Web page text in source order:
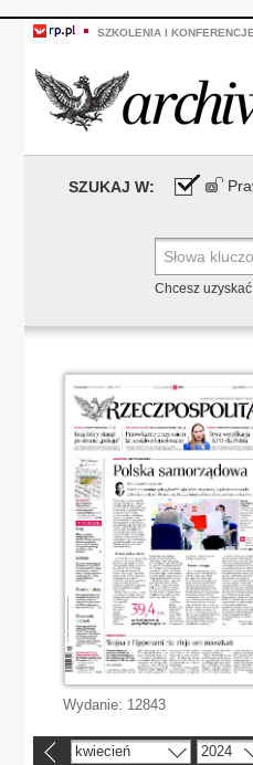
SZKOLENIA I KONFERENCJE
SZUKAJ W:
Chcesz
Wydanie: 12843
kwiecień 2024